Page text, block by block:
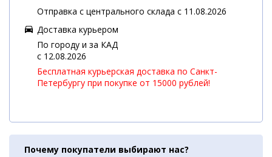
Отправка с центрального склада с 11.08.2026
Доставка курьером
По городу и за КАД
c 12.08.2026
Бесплатная курьерская доставка по Санкт-
Петербургу при покупке от 15000 рублей!
Почему покупатели выбирают нас?